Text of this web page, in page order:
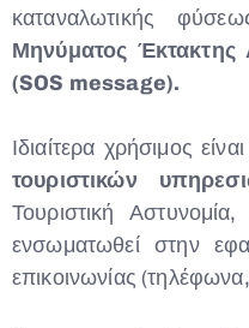
καταναλωτικής
Μηνύματος Έκτακτης
(SOS message).
Ιδιαίτερα χρήσιμος
τουριστικών
Τουριστική
ενσωματωθεί στην
επικοινωνίας